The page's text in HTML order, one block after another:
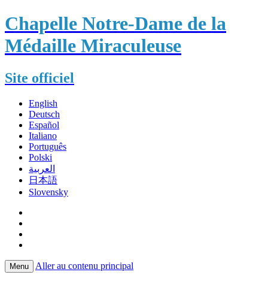
Chapelle Notre-Dame de la
Médaille Miraculeuse
Site officiel
English
Deutsch
Español
Italiano
Português
Polski
العربية
日本語
Slovensky
Menu Aller au contenu principal